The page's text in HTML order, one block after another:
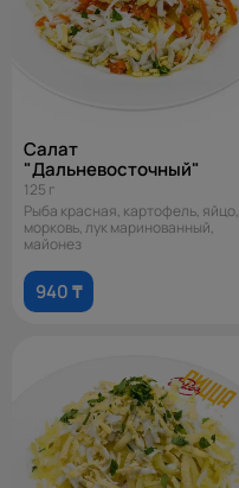
Салат
"Дальневосточный"
125 г
Рыба красная, картофель, яйцо,
морковь, лук маринованный,
майонез
940 ₸